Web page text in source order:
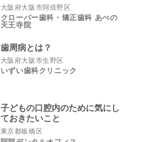
大阪府大阪市阿倍野区
クローバー歯科・矯正歯科 あべの
天王寺院
歯周病とは？
大阪府大阪市生野区
いずい歯科クリニック
子どもの口腔内のために気にし
ておきたいこと
東京都板橋区